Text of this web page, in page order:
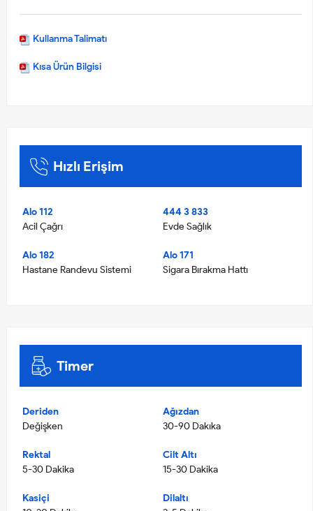
Kullanma Talimatı
Kısa Ürün Bilgisi
Hızlı Erişim
Alo 112
Acil Çağrı
444 3 833
Evde Sağlık
Alo 182
Hastane Randevu Sistemi
Alo 171
Sigara Bırakma Hattı
Timer
Deriden
Değişken
Ağızdan
30-90 Dakıka
Rektal
5-30 Dakika
Cilt Altı
15-30 Dakika
Kasiçi
Dilaltı